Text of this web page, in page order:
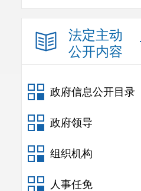
法定主动
公开内容
政府信息公开目录
政府领导
组织机构
人事任免